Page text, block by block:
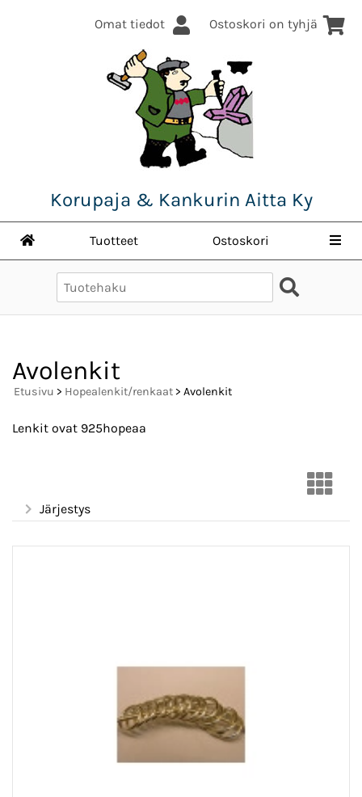
Omat tiedot Ostoskori on tyhjä
Korupaja & Kankurin Aitta Ky
Tuotteet Ostoskori
Avolenkit
Etusivu > Hopealenkit/renkaat> Avolenkit
Lenkit ovat 925hopeaa
Järjestys